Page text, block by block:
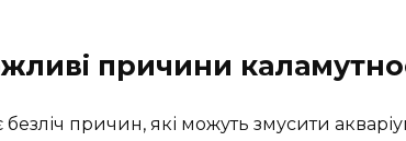
причини
безліч причин, які можуть змусити